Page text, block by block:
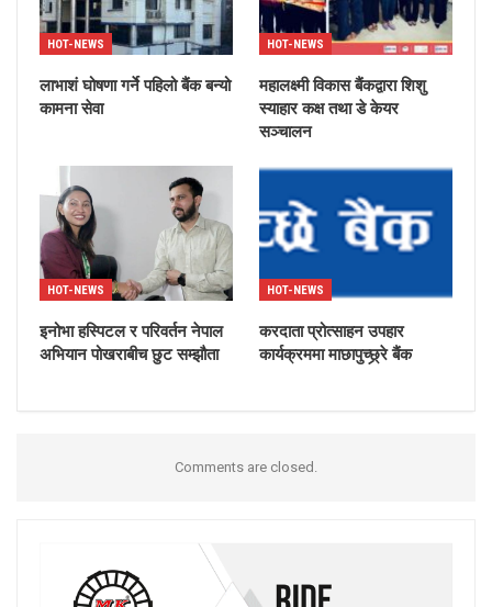
HOT-NEWS
लाभाशं घोषणा गर्ने पहिलो बैंक बन्यो
कामना सेवा
HOT-NEWS
महालक्ष्मी विकास बैंकद्वारा शिशु
स्याहार कक्ष तथा डे केयर
सञ्चालन
HOT-NEWS
इनोभा हस्पिटल र परिवर्तन नेपाल
अभियान पोखराबीच छुट सम्झौता
HOT-NEWS
करदाता प्रोत्साहन उपहार
कार्यक्रममा माछापुच्छ्र्रे बैंक
Comments are closed.